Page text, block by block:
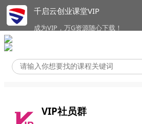
千启云创业课堂VIP
成为VIP，万G资源随心下载！
VIP社员群